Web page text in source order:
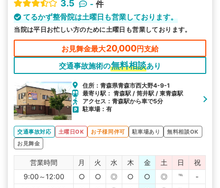
駅から探す 院名から探す
3.5
- 件
てるかず整骨院は土曜日も営業しております。
当院は平日お忙しい方のために土曜日も営業しております。
お見舞金最大20,000円支給
交通事故施術の無料相談あり
住所：青森県青森市西大野4-9-1
最寄り駅： 青森駅 / 筒井駅 / 東青森駅
アクセス：青森駅から車で5分
駐車場：有
交通事故対応 土曜日OK お子様同伴可 駐車場あり
無料相談OK
お見舞金
営業時間 月 火 水 木 金 土 日
祝
9:00～12:00
○ ○ ◎ ○ ○ ◎ ℡
-